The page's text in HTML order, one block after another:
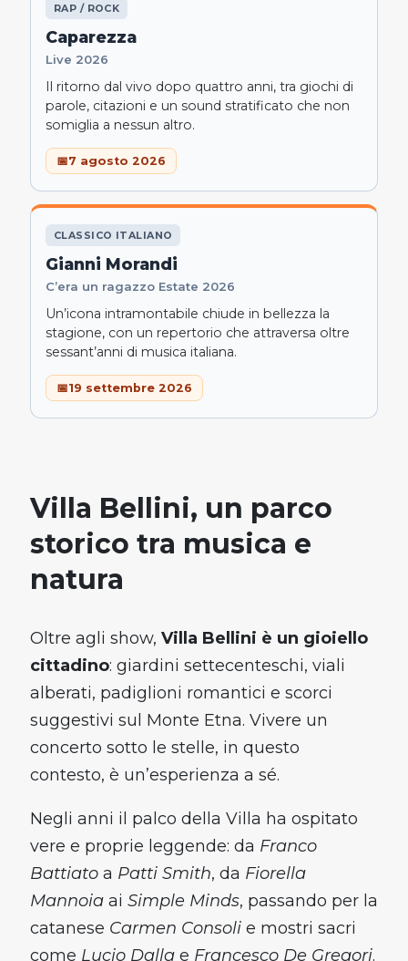
RAP / ROCK
Caparezza
Live 2026
Il ritorno dal vivo dopo quattro anni, tra giochi di
parole, citazioni e un sound stratificato che non
somiglia a nessun altro.
7 agosto 2026
CLASSICO ITALIANO
Gianni Morandi
C’era un ragazzo Estate 2026
Un’icona intramontabile chiude in bellezza la
stagione, con un repertorio che attraversa oltre
sessant’anni di musica italiana.
19 settembre 2026
Villa Bellini, un parco
storico tra musica e
natura
Oltre agli show, Villa Bellini è un gioiello
cittadino: giardini settecenteschi, viali
alberati, padiglioni romantici e scorci
suggestivi sul Monte Etna. Vivere un
concerto sotto le stelle, in questo
contesto, è un’esperienza a sé.
Negli anni il palco della Villa ha ospitato
vere e proprie leggende: da Franco
Battiato a Patti Smith, da Fiorella
Mannoia ai Simple Minds, passando per la
catanese Carmen Consoli e mostri sacri
come Lucio Dalla e Francesco De Gregori.